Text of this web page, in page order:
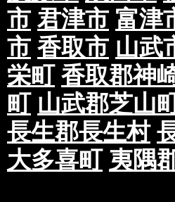
市 君津市 富津
市 香取市 山武
栄町 香取郡神
町 山武郡芝山
長生郡長生村
大多喜町 夷隅